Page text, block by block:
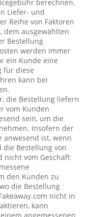
berechnen.
Liefer- und
Reihe von Faktoren
dem ausgewählten
Bestellung
werden immer
ein Kunde eine
für diese
kann bei
die Bestellung liefern
vom Kunden
sein, um die
Insofern der
anwesend ist, wenn
Bestellung von
nicht vom Geschäft
den Kunden zu
die Bestellung
nicht in
kann